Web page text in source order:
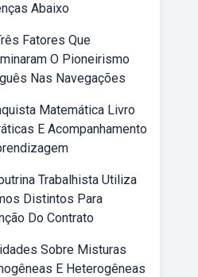
Abaixo
Fatores Que
O Pioneirismo
Nas Navegações
Matemática Livro
E Acompanhamento
Trabalhista Utiliza
Distintos Para
Do Contrato
Sobre Misturas
E Heterogêneas